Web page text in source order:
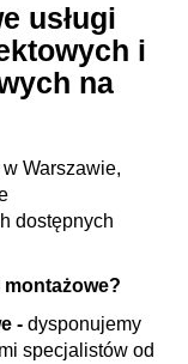
usługi
i
na
Warszawie,
dostępnych
montażowe?
- dysponujemy
specjalistów od